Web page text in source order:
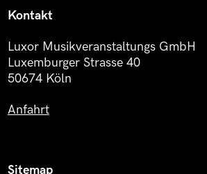
Kontakt
Luxor Musikveranstaltungs GmbH
Luxemburger Strasse 40
50674 Köln
Anfahrt
Sitemap